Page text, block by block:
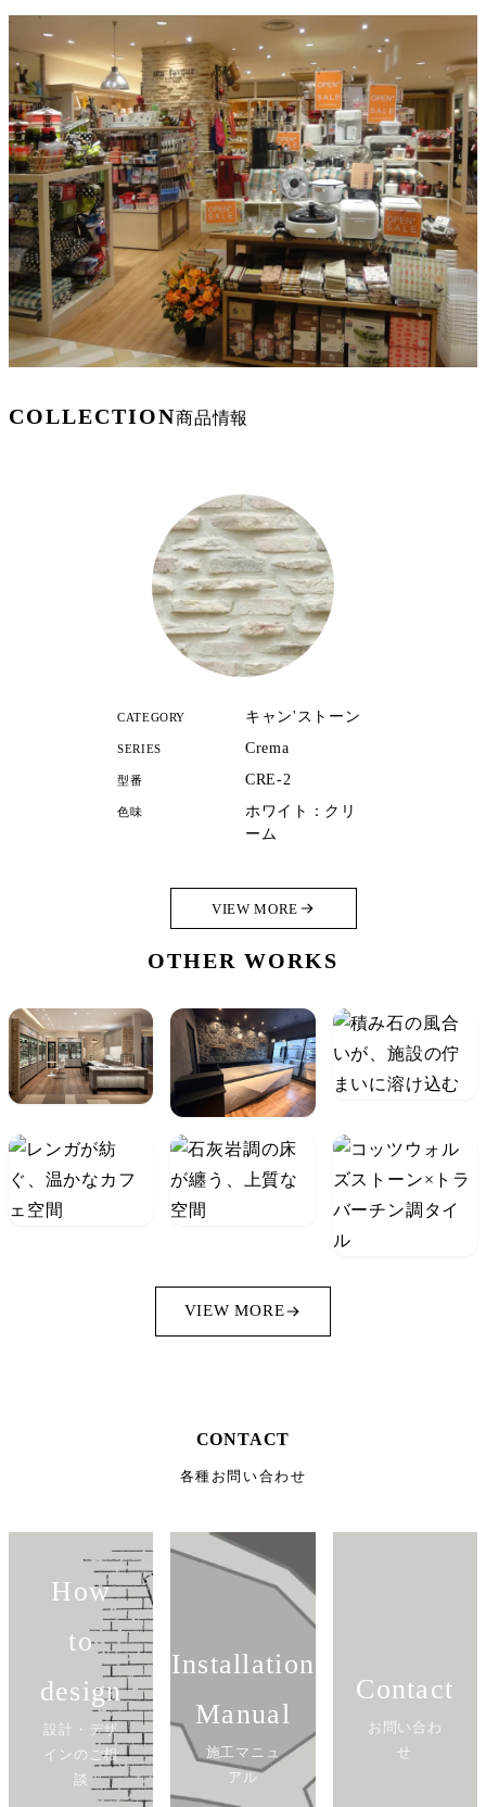
COLLECTION商品情報
CATEGORY キャン'ストーン
SERIES Crema
型番 CRE-2
色味
ホワイト：クリ
ーム
VIEW MORE
OTHER WORKS
VIEW MORE
CONTACT
各種お問い合わせ
How
to
design
設計・デザ
インのご相
談
Installation
Manual
施工マニュ
アル
Contact
お問い合わ
せ